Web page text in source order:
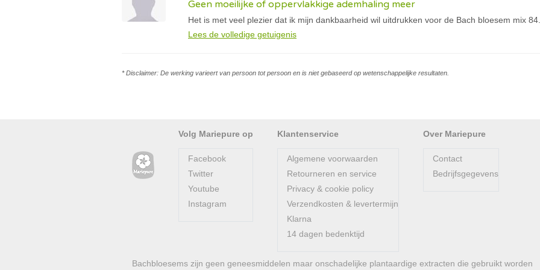
Geen moeilijke of oppervlakkige ademhaling meer
Het is met veel plezier dat ik mijn dankbaarheid wil uitdrukken voor de Bach bloesem mix 84.
Lees de volledige getuigenis
* Disclaimer: De werking varieert van persoon tot persoon en is niet gebaseerd op wetenschappelijke resultaten.
Volg Mariepure op
Facebook
Twitter
Youtube
Instagram
Klantenservice
Algemene voorwaarden
Retourneren en service
Privacy & cookie policy
Verzendkosten & levertermijn
Klarna
14 dagen bedenktijd
Over Mariepure
Contact
Bedrijfsgegevens
Bachbloesems zijn geen geneesmiddelen maar onschadelijke plantaardige extracten die gebruikt worden